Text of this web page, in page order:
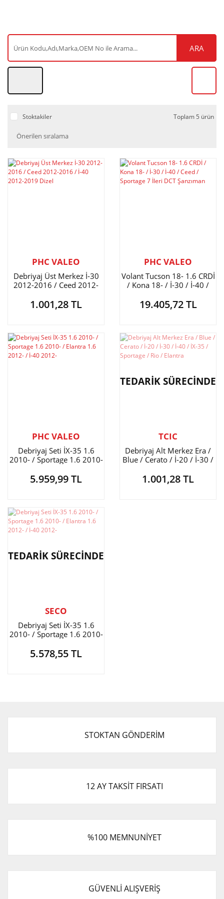
ARA
Stoktakiler Toplam 5 ürün
PHC VALEO
Debriyaj Üst Merkez İ-30
2012-2016 / Ceed 2012-
Dizel
1.001,28 TL
PHC VALEO
Volant Tucson 18- 1.6 CRDİ
/ Kona 18- / İ-30 / İ-40 /
Şanzıman
19.405,72 TL
PHC VALEO
Debriyaj Seti İX-35 1.6
2010- / Sportage 1.6 2010-
2012-
5.959,99 TL
TEDARİK SÜRECİNDE
TCIC
Debriyaj Alt Merkez Era /
Blue / Cerato / İ-20 / İ-30 /
/ Elantra
1.001,28 TL
TEDARİK SÜRECİNDE
SECO
Debriyaj Seti İX-35 1.6
2010- / Sportage 1.6 2010-
2012-
5.578,55 TL
STOKTAN GÖNDERİM
12 AY TAKSİT FIRSATI
%100 MEMNUNİYET
GÜVENLİ ALIŞVERİŞ